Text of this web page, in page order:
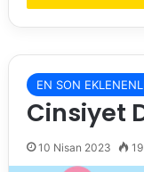
EN SON
Cinsiyet
10 Nisan 2023 19